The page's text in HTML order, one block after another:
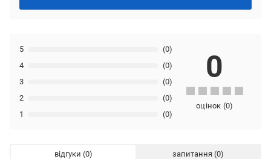
1 (0)
2 (0)
3 (0)
4 (0)
5 (0)
0
оцінок (0)
відгуки запитання